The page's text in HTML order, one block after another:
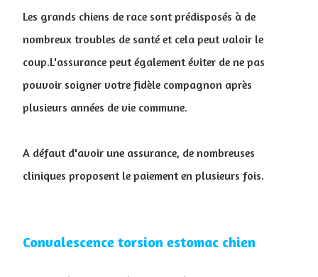
Les grands chiens de race sont prédisposés à de
nombreux troubles de santé et cela peut valoir le
coup.L'assurance peut également éviter de ne pas
pouvoir soigner votre fidèle compagnon après
plusieurs années de vie commune.
A défaut d'avoir une assurance, de nombreuses
cliniques proposent le paiement en plusieurs fois.
Convalescence torsion estomac chien